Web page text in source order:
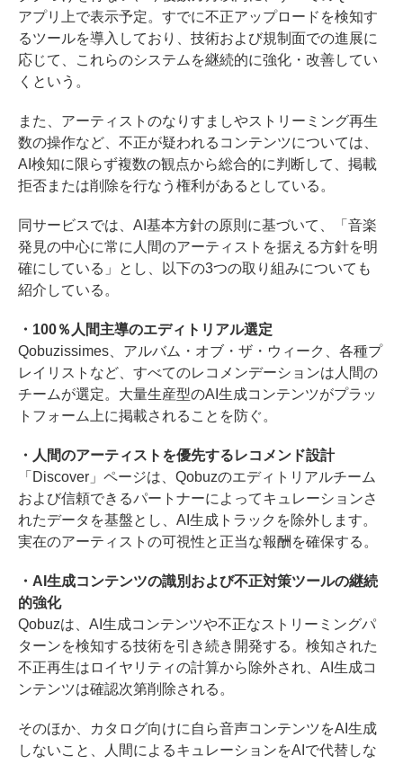
アプリ上で表示予定。すでに不正アップロードを検知す
るツールを導入しており、技術および規制面での進展に
応じて、これらのシステムを継続的に強化・改善してい
くという。
また、アーティストのなりすましやストリーミング再生
数の操作など、不正が疑われるコンテンツについては、
AI検知に限らず複数の観点から総合的に判断して、掲載
拒否または削除を行なう権利があるとしている。
同サービスでは、AI基本方針の原則に基づいて、「音楽
発見の中心に常に人間のアーティストを据える方針を明
確にしている」とし、以下の3つの取り組みについても
紹介している。
・100％人間主導のエディトリアル選定
Qobuzissimes、アルバム・オブ・ザ・ウィーク、各種プ
レイリストなど、すべてのレコメンデーションは人間の
チームが選定。大量生産型のAI生成コンテンツがプラッ
トフォーム上に掲載されることを防ぐ。
・人間のアーティストを優先するレコメンド設計
「Discover」ページは、Qobuzのエディトリアルチーム
および信頼できるパートナーによってキュレーションさ
れたデータを基盤とし、AI生成トラックを除外します。
実在のアーティストの可視性と正当な報酬を確保する。
・AI生成コンテンツの識別および不正対策ツールの継続
的強化
Qobuzは、AI生成コンテンツや不正なストリーミングパ
ターンを検知する技術を引き続き開発する。検知された
不正再生はロイヤリティの計算から除外され、AI生成コ
ンテンツは確認次第削除される。
そのほか、カタログ向けに自ら音声コンテンツをAI生成
しないこと、人間によるキュレーションをAIで代替しな